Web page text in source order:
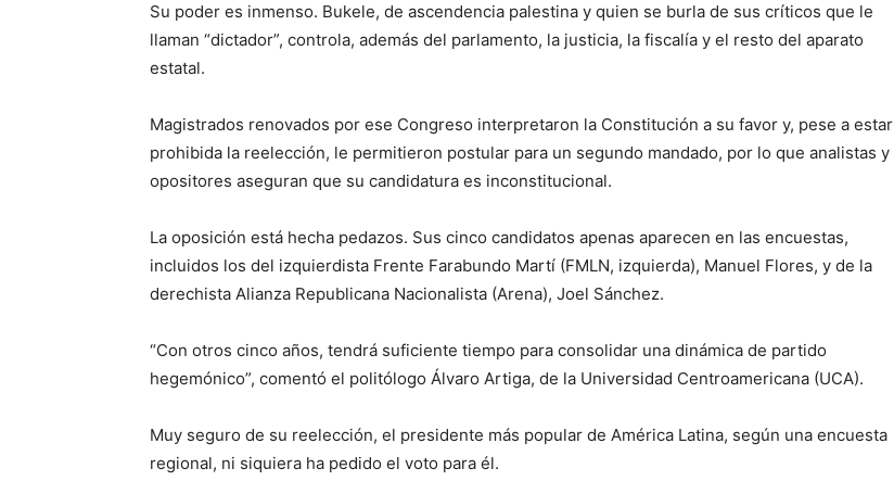
Su poder es inmenso. Bukele, de ascendencia palestina y quien se burla de sus críticos que le
llaman “dictador”, controla, además del parlamento, la justicia, la fiscalía y el resto del aparato
estatal.
Magistrados renovados por ese Congreso interpretaron la Constitución a su favor y, pese a estar
prohibida la reelección, le permitieron postular para un segundo mandado, por lo que analistas y
opositores aseguran que su candidatura es inconstitucional.
La oposición está hecha pedazos. Sus cinco candidatos apenas aparecen en las encuestas,
incluidos los del izquierdista Frente Farabundo Martí (FMLN, izquierda), Manuel Flores, y de la
derechista Alianza Republicana Nacionalista (Arena), Joel Sánchez.
“Con otros cinco años, tendrá suficiente tiempo para consolidar una dinámica de partido
hegemónico”, comentó el politólogo Álvaro Artiga, de la Universidad Centroamericana (UCA).
Muy seguro de su reelección, el presidente más popular de América Latina, según una encuesta
regional, ni siquiera ha pedido el voto para él.